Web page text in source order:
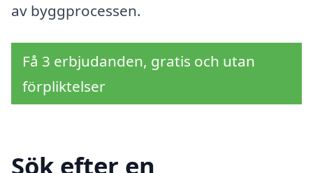
av byggprocessen.
Få 3 erbjudanden, gratis och utan
förpliktelser
Sök efter en